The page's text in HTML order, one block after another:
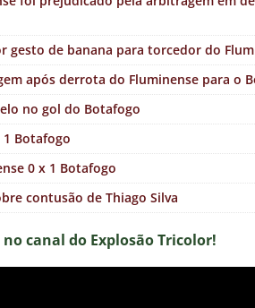
gesto de banana para torcedor do
após derrota do Fluminense para o
no gol do Botafogo
1 Botafogo
0 x 1 Botafogo
contusão de Thiago Silva
canal do Explosão Tricolor!